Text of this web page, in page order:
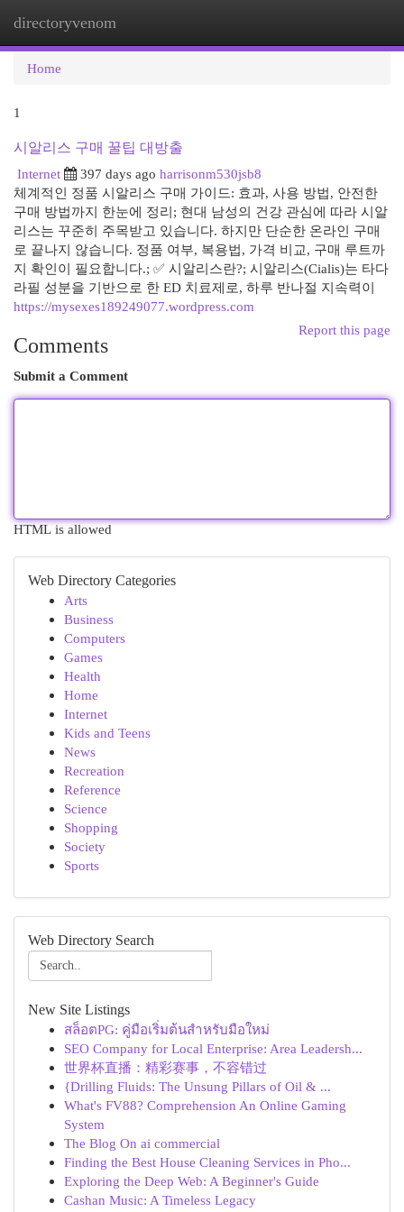
directoryvenom
Home
1
시알리스 구매 꿀팁 대방출
Internet
397 days ago harrisonm530jsb8
체계적인 정품 시알리스 구매 가이드: 효과, 사용 방법, 안전한
구매 방법까지 한눈에 정리; 현대 남성의 건강 관심에 따라 시알
리스는 꾸준히 주목받고 있습니다. 하지만 단순한 온라인 구매
로 끝나지 않습니다. 정품 여부, 복용법, 가격 비교, 구매 루트까
지 확인이 필요합니다.; ✅ 시알리스란?; 시알리스(Cialis)는 타다
라필 성분을 기반으로 한 ED 치료제로, 하루 반나절 지속력이
https://mysexes189249077.wordpress.com
Report this page
Comments
Submit a Comment
HTML is allowed
Web Directory Categories
Arts
Business
Computers
Games
Health
Home
Internet
Kids and Teens
News
Recreation
Reference
Science
Shopping
Society
Sports
Web Directory Search
New Site Listings
สล็อตPG: คู่มือเริ่มต้นสำหรับมือใหม่
SEO Company for Local Enterprise: Area Leadersh...
世界杯直播：精彩赛事，不容错过
{Drilling Fluids: The Unsung Pillars of Oil & ...
What's FV88? Comprehension An Online Gaming
System
The Blog On ai commercial
Finding the Best House Cleaning Services in Pho...
Exploring the Deep Web: A Beginner's Guide
Cashan Music: A Timeless Legacy